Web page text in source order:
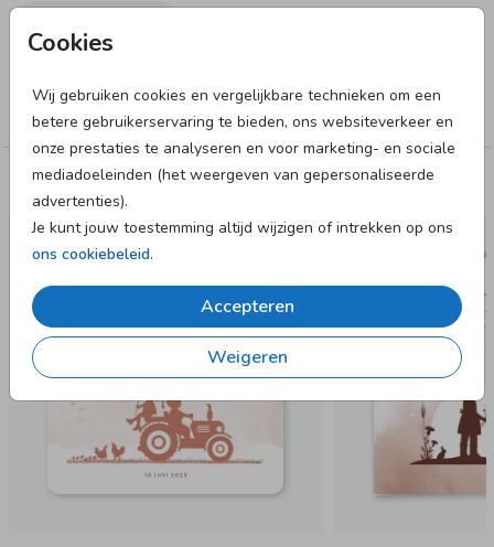
Cookies
Wij gebruiken cookies en vergelijkbare technieken om een
betere gebruikerservaring te bieden, ons websiteverkeer en
onze prestaties te analyseren en voor marketing- en sociale
mediadoeleinden (het weergeven van gepersonaliseerde
advertenties).
Je kunt jouw toestemming altijd wijzigen of intrekken op ons
ons cookiebeleid.
Accepteren
Weigeren
Meisje
Deze designs vind je misschien ook leuk